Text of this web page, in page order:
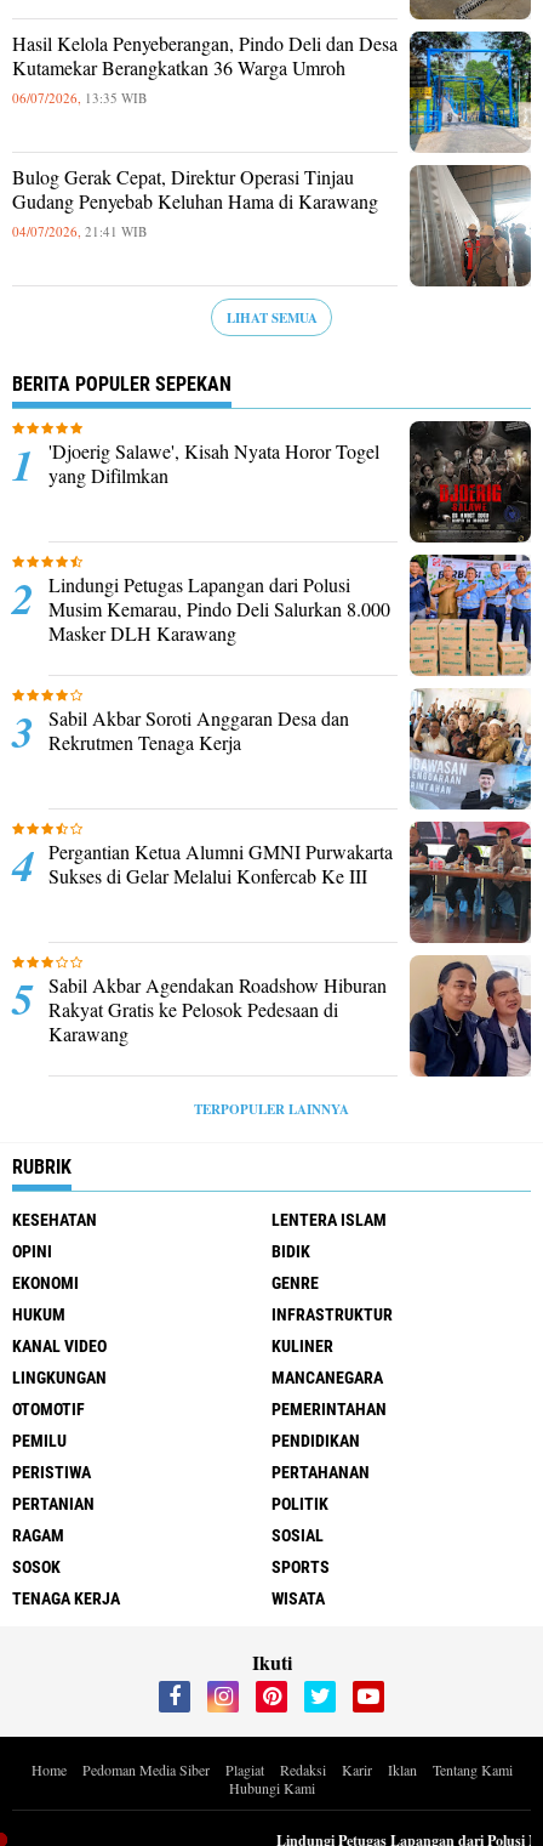
Hasil Kelola Penyeberangan, Pindo Deli dan Desa
Kutamekar Berangkatkan 36 Warga Umroh
06/07/2026, 13:35 WIB
Bulog Gerak Cepat, Direktur Operasi Tinjau
Gudang Penyebab Keluhan Hama di Karawang
04/07/2026, 21:41 WIB
LIHAT SEMUA
BERITA POPULER SEPEKAN
'Djoerig Salawe', Kisah Nyata Horor Togel
yang Difilmkan
Lindungi Petugas Lapangan dari Polusi
Musim Kemarau, Pindo Deli Salurkan 8.000
Masker DLH Karawang
Sabil Akbar Soroti Anggaran Desa dan
Rekrutmen Tenaga Kerja
Pergantian Ketua Alumni GMNI Purwakarta
Sukses di Gelar Melalui Konfercab Ke III
Sabil Akbar Agendakan Roadshow Hiburan
Rakyat Gratis ke Pelosok Pedesaan di
Karawang
TERPOPULER LAINNYA
RUBRIK
KESEHATAN
LENTERA ISLAM
OPINI
BIDIK
EKONOMI
GENRE
HUKUM
INFRASTRUKTUR
KANAL VIDEO
KULINER
LINGKUNGAN
MANCANEGARA
OTOMOTIF
PEMERINTAHAN
PEMILU
PENDIDIKAN
PERISTIWA
PERTAHANAN
PERTANIAN
POLITIK
RAGAM
SOSIAL
SOSOK
SPORTS
TENAGA KERJA
WISATA
Ikuti
Lindungi Petugas Lapangan dari Polusi
Home Pedoman Media Siber Plagiat Redaksi Karir Iklan
Tentang Kami
Hubungi Kami
2026 Berita Inspiratif Progresif.id by ApoedCyber